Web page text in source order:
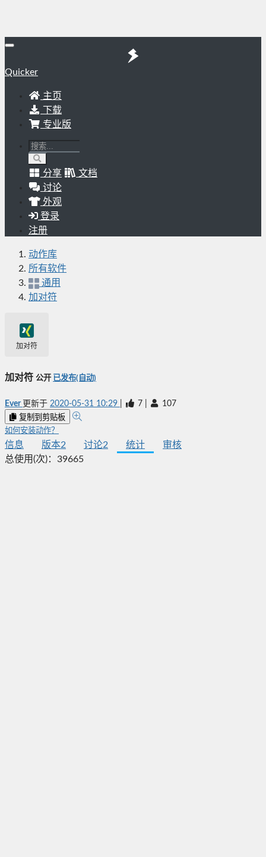
Quicker
主页
下载
专业版
分享
文档
讨论
外观
登录
注册
动作库
所有软件
通用
加对符
加对符
加对符 公开 已发布(自动)
Ever 更新于 2020-05-31 10:29 7 107
复制到剪贴板
如何安装动作？
信息 版本2 讨论2 统计
审核
总使用(次)： 39665